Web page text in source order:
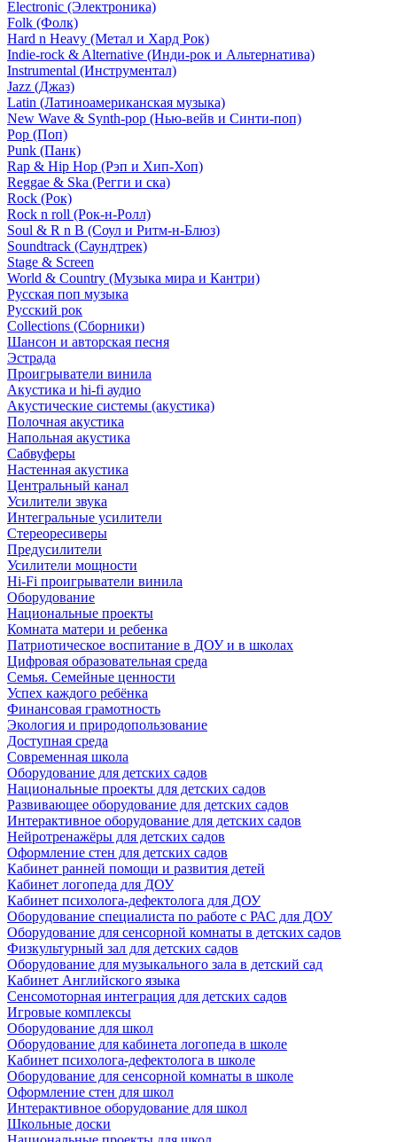
Electronic (Электроника)
Folk (Фолк)
Hard n Heavy (Метал и Хард Рок)
Indie-rock & Alternative (Инди-рок и Альтернатива)
Instrumental (Инструментал)
Jazz (Джаз)
Latin (Латиноамериканская музыка)
New Wave & Synth-pop (Нью-вейв и Синти-поп)
Pop (Поп)
Punk (Панк)
Rap & Hip Hop (Рэп и Хип-Хоп)
Reggae & Ska (Регги и ска)
Rock (Рок)
Rock n roll (Рок-н-Ролл)
Soul & R n B (Соул и Ритм-н-Блюз)
Soundtrack (Саундтрек)
Stage & Screen
World & Country (Музыка мира и Кантри)
Русская поп музыка
Русский рок
Сollections (Сборники)
Шансон и авторская песня
Эстрада
Проигрыватели винила
Акустика и hi-fi аудио
Акустические системы (акустика)
Полочная акустика
Напольная акустика
Сабвуферы
Настенная акустика
Центральный канал
Усилители звука
Интегральные усилители
Стереоресиверы
Предусилители
Усилители мощности
Hi-Fi проигрыватели винила
Оборудование
Национальные проекты
Комната матери и ребенка
Патриотическое воспитание в ДОУ и в школах
Цифровая образовательная среда
Семья. Семейные ценности
Успех каждого ребёнка
Финансовая грамотность
Экология и природопользование
Доступная среда
Современная школа
Оборудование для детских садов
Национальные проекты для детских садов
Развивающее оборудование для детских садов
Интерактивное оборудование для детских садов
Нейротренажёры для детских садов
Оформление стен для детских садов
Кабинет ранней помощи и развития детей
Кабинет логопеда для ДОУ
Кабинет психолога-дефектолога для ДОУ
Оборудование специалиста по работе с РАС для ДОУ
Оборудование для сенсорной комнаты в детских садов
Физкультурный зал для детских садов
Оборудование для музыкального зала в детский сад
Кабинет Английского языка
Сенсомоторная интеграция для детских садов
Игровые комплексы
Оборудование для школ
Оборудование для кабинета логопеда в школе
Кабинет психолога-дефектолога в школе
Оборудование для сенсорной комнаты в школе
Оформление стен для школ
Интерактивное оборудование для школ
Школьные доски